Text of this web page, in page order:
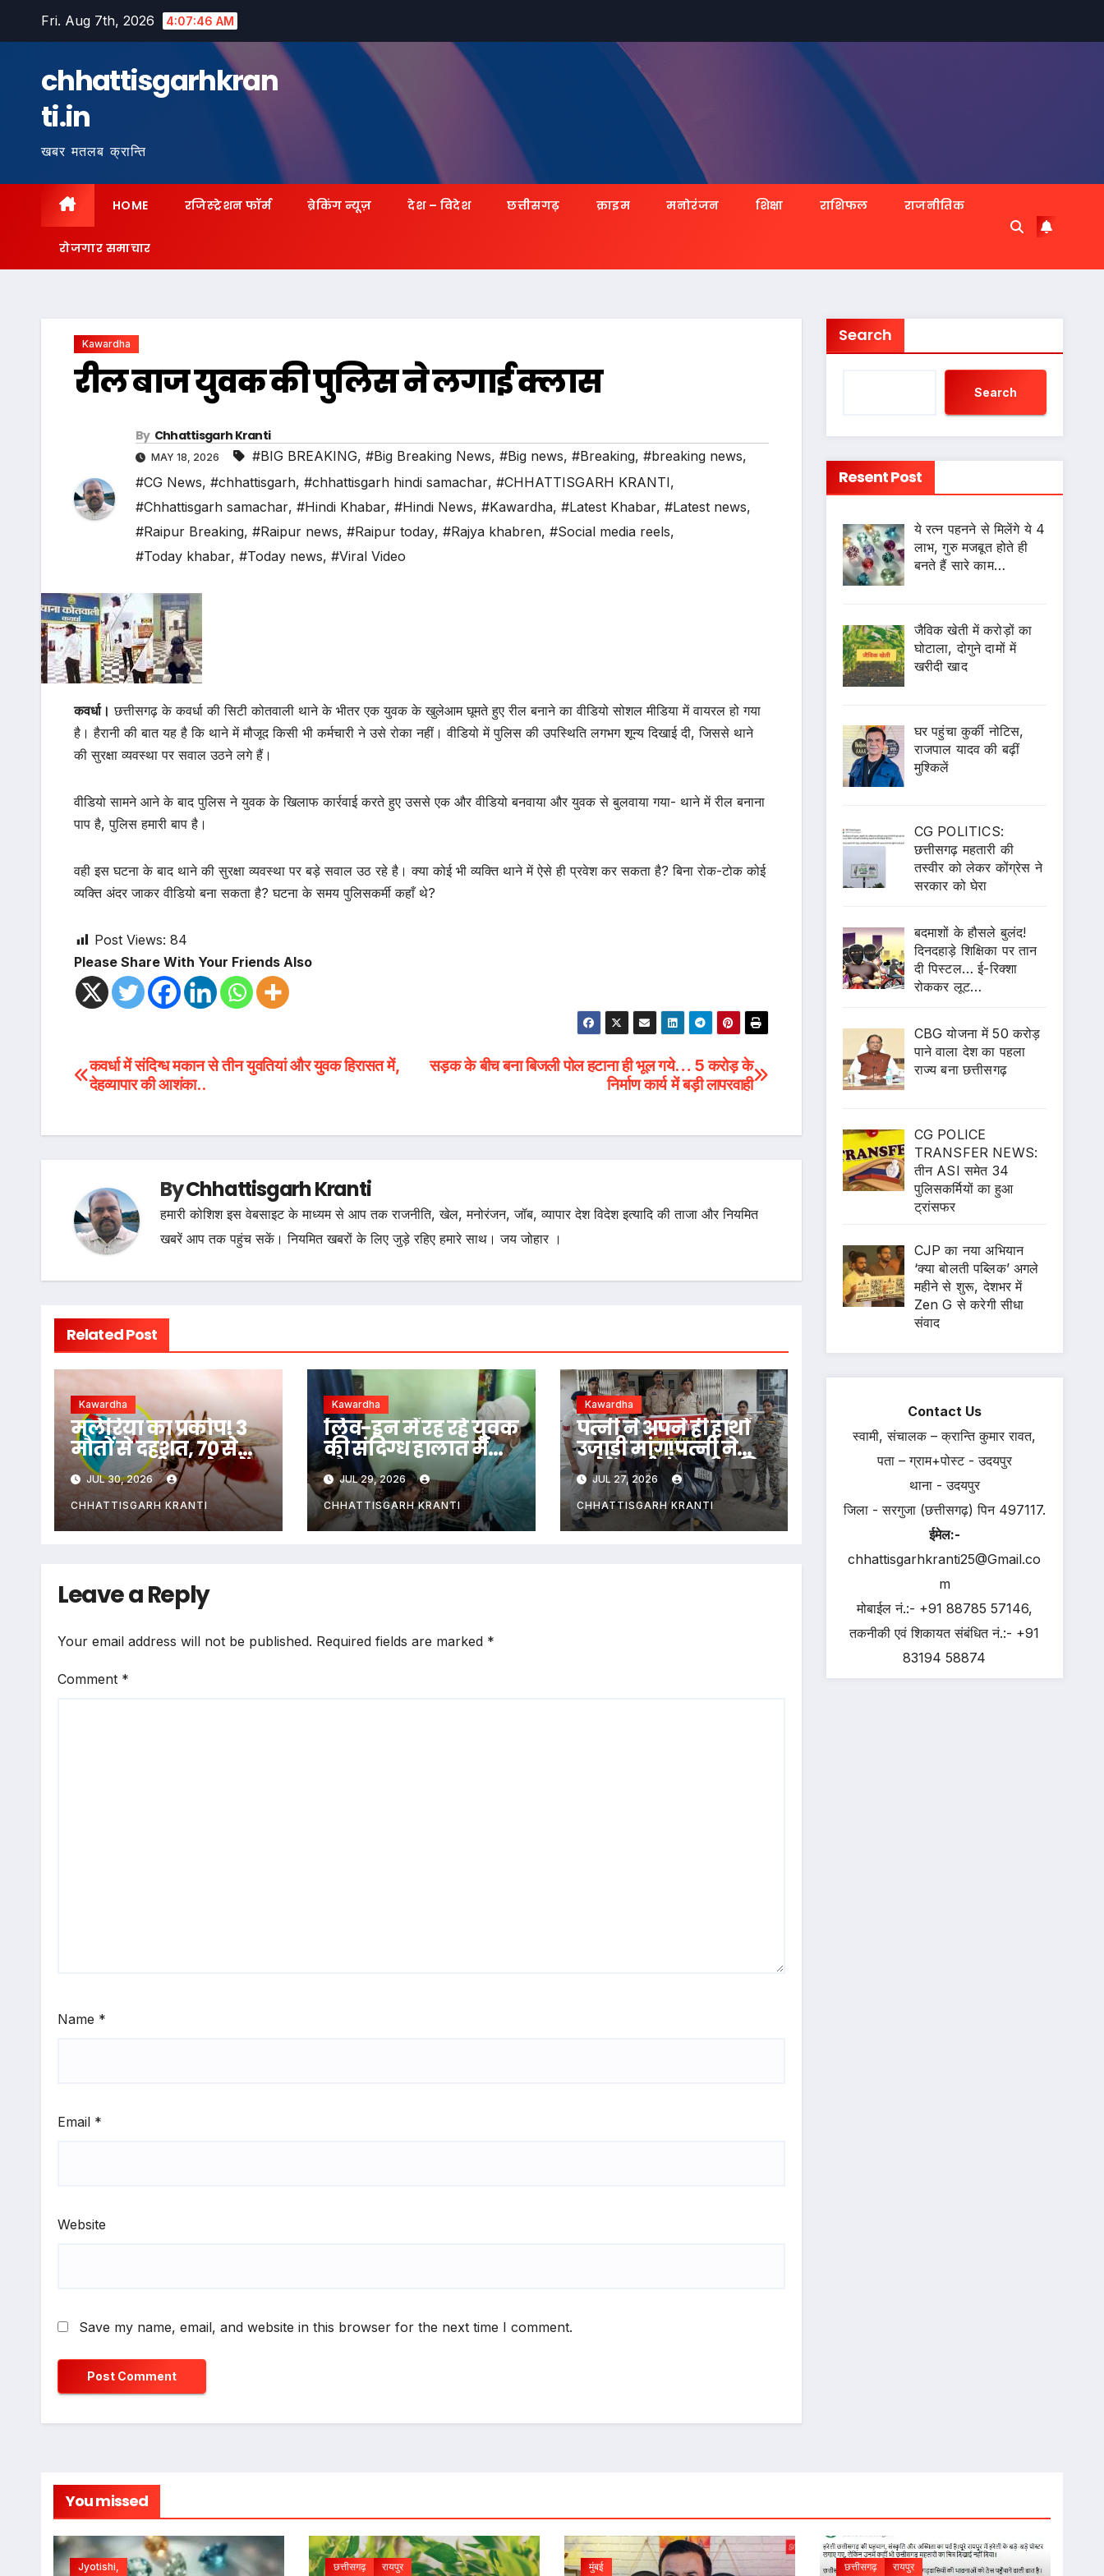
Fri. Aug 7th, 2026 4:07:47 AM
chhattisgarhkran
ti.in
खबर मतलब क्रान्ति
HOME रजिस्ट्रेशन फॉर्म ब्रेकिंग न्यूज़ देश – विदेश छत्तीसगढ़ क्राइम मनोरंजन शिक्षा राशिफल राजनीतिक
रोजगार समाचार
Kawardha
रील बाज युवक की पुलिस ने लगाई क्लास
By Chhattisgarh Kranti
MAY 18, 2026 #BIG BREAKING, #Big Breaking News, #Big news, #Breaking, #breaking news,
#CG News, #chhattisgarh, #chhattisgarh hindi samachar, #CHHATTISGARH KRANTI,
#Chhattisgarh samachar, #Hindi Khabar, #Hindi News, #Kawardha, #Latest Khabar, #Latest news,
#Raipur Breaking, #Raipur news, #Raipur today, #Rajya khabren, #Social media reels,
#Today khabar, #Today news, #Viral Video
कवर्धा। छत्तीसगढ़ के कवर्धा की सिटी कोतवाली थाने के भीतर एक युवक के खुलेआम घूमते हुए रील बनाने का वीडियो सोशल मीडिया में वायरल हो गया
है। हैरानी की बात यह है कि थाने में मौजूद किसी भी कर्मचारी ने उसे रोका नहीं। वीडियो में पुलिस की उपस्थिति लगभग शून्य दिखाई दी, जिससे थाने
की सुरक्षा व्यवस्था पर सवाल उठने लगे हैं।
वीडियो सामने आने के बाद पुलिस ने युवक के खिलाफ कार्रवाई करते हुए उससे एक और वीडियो बनवाया और युवक से बुलवाया गया- थाने में रील बनाना
पाप है, पुलिस हमारी बाप है।
वही इस घटना के बाद थाने की सुरक्षा व्यवस्था पर बड़े सवाल उठ रहे है। क्या कोई भी व्यक्ति थाने में ऐसे ही प्रवेश कर सकता है? बिना रोक-टोक कोई
व्यक्ति अंदर जाकर वीडियो बना सकता है? घटना के समय पुलिसकर्मी कहाँ थे?
Post Views: 84
Please Share With Your Friends Also
Post
सड़क के बीच बना बिजली पोल हटाना ही भूल गये… 5 करोड़ के
निर्माण कार्य में बड़ी लापरवाही
कवर्धा में संदिग्ध मकान से तीन युवतियां और युवक हिरासत में,
देहव्यापार की आशंका..
ByChhattisgarh Kranti
हमारी कोशिश इस वेबसाइट के माध्यम से आप तक राजनीति, खेल, मनोरंजन, जॉब, व्यापार देश विदेश इत्यादि की ताजा और नियमित
खबरें आप तक पहुंच सकें। नियमित खबरों के लिए जुड़े रहिए हमारे साथ। जय जोहार ।
Related Post
Kawardha
मलेरिया का प्रकोप! 3
मौतों से दहशत, 70 से
ज्यादा ग्रामीण चपेट में
JUL 30, 2026
CHHATTISGARH KRANTI
Kawardha
लिव-इन में रह रहे युवक
की संदिग्ध हालात में
मौत
JUL 29, 2026
CHHATTISGARH KRANTI
Kawardha
पत्नी ने अपने ही हाथों
उजाड़ी मांग!पत्नी ने
चचेरे भाई संग रची पति
की हत्या की साजिश
JUL 27, 2026
CHHATTISGARH KRANTI
Leave a Reply
Your email address will not be published. Required fields are marked *
Comment *
Name *
Email *
Website
Save my name, email, and website in this browser for the next time I comment.
Search
Search
Resent Post
ये रत्न पहनने से मिलेंगे ये 4
लाभ, गुरु मजबूत होते ही
बनते हैं सारे काम…
जैविक खेती में करोड़ों का
घोटाला, दोगुने दामों में
खरीदी खाद
घर पहुंचा कुर्की नोटिस,
राजपाल यादव की बढ़ीं
मुश्किलें
CG POLITICS:
छत्तीसगढ़ महतारी की
तस्वीर को लेकर कोंग्रेस ने
सरकार को घेरा
बदमाशों के हौसले बुलंद!
दिनदहाड़े शिक्षिका पर तान
दी पिस्टल… ई-रिक्शा
रोककर लूट…
CBG योजना में 50 करोड़
पाने वाला देश का पहला
राज्य बना छत्तीसगढ़
CG POLICE
TRANSFER NEWS:
तीन ASI समेत 34
पुलिसकर्मियों का हुआ
ट्रांसफर
CJP का नया अभियान
‘क्या बोलती पब्लिक’ अगले
महीने से शुरू, देशभर में
Zen G से करेगी सीधा
संवाद
Contact Us
स्वामी, संचालक – क्रान्ति कुमार रावत,
पता – ग्राम+पोस्ट - उदयपुर
थाना - उदयपुर
जिला - सरगुजा (छत्तीसगढ़) पिन 497117.
ईमेल:-
chhattisgarhkranti25@Gmail.co
m
मोबाईल नं.:- +91 88785 57146,
तकनीकी एवं शिकायत संबंधित नं.:- +91
83194 58874
You missed
Jyotishi, छत्तीसगढ़ रायपुर मुंबई छत्तीसगढ़ रायपुर